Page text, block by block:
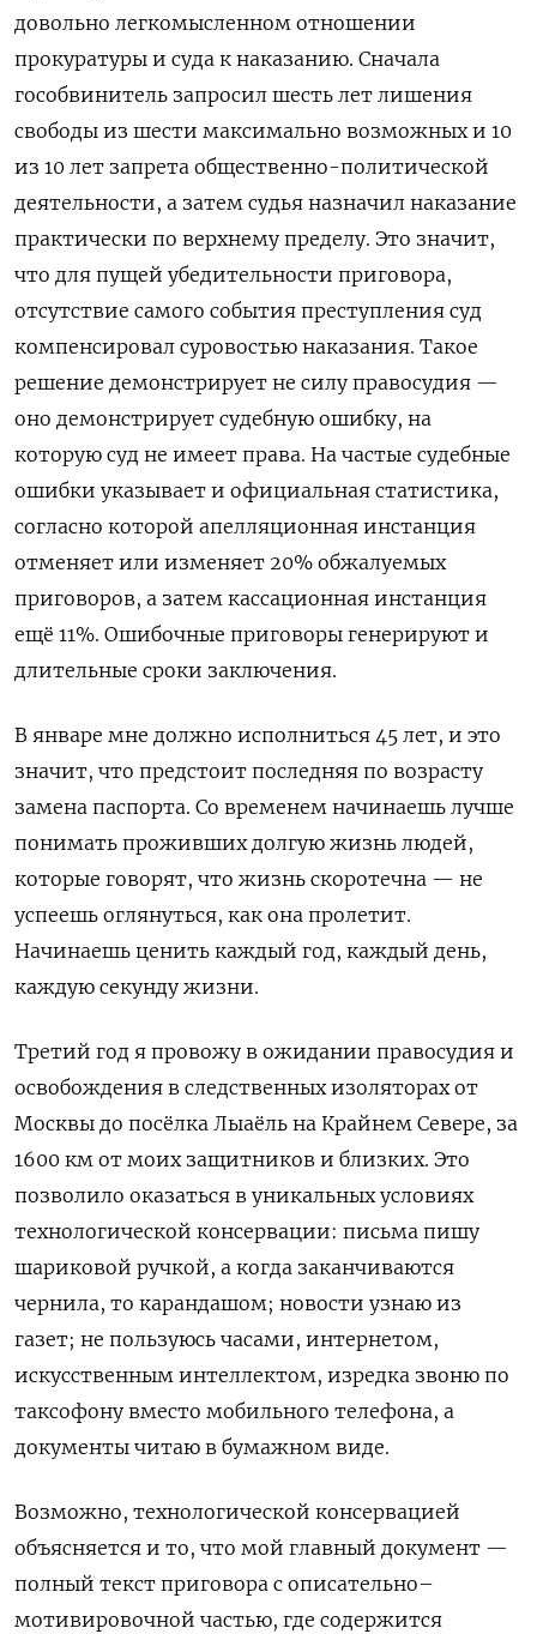
довольно легкомысленном отношении
прокуратуры и суда к наказанию. Сначала
гособвинитель запросил шесть лет лишения
свободы из шести максимально возможных и 10
из 10 лет запрета общественно-политической
деятельности, а затем судья назначил наказание
практически по верхнему пределу. Это значит,
что для пущей убедительности приговора,
отсутствие самого события преступления суд
компенсировал суровостью наказания. Такое
решение демонстрирует не силу правосудия —
оно демонстрирует судебную ошибку, на
которую суд не имеет права. На частые судебные
ошибки указывает и официальная статистика,
согласно которой апелляционная инстанция
отменяет или изменяет 20% обжалуемых
приговоров, а затем кассационная инстанция
ещё 11%. Ошибочные приговоры генерируют и
длительные сроки заключения.
В январе мне должно исполниться 45 лет, и это
значит, что предстоит последняя по возрасту
замена паспорта. Со временем начинаешь лучше
понимать проживших долгую жизнь людей,
которые говорят, что жизнь скоротечна — не
успеешь оглянуться, как она пролетит.
Начинаешь ценить каждый год, каждый день,
каждую секунду жизни.
Третий год я провожу в ожидании правосудия и
освобождения в следственных изоляторах от
Москвы до посёлка Лыаёль на Крайнем Севере, за
1600 км от моих защитников и близких. Это
позволило оказаться в уникальных условиях
технологической консервации: письма пишу
шариковой ручкой, а когда заканчиваются
чернила, то карандашом; новости узнаю из
газет; не пользуюсь часами, интернетом,
искусственным интеллектом, изредка звоню по
таксофону вместо мобильного телефона, а
документы читаю в бумажном виде.
Возможно, технологической консервацией
объясняется и то, что мой главный документ —
полный текст приговора с описательно–
мотивировочной частью, где содержится